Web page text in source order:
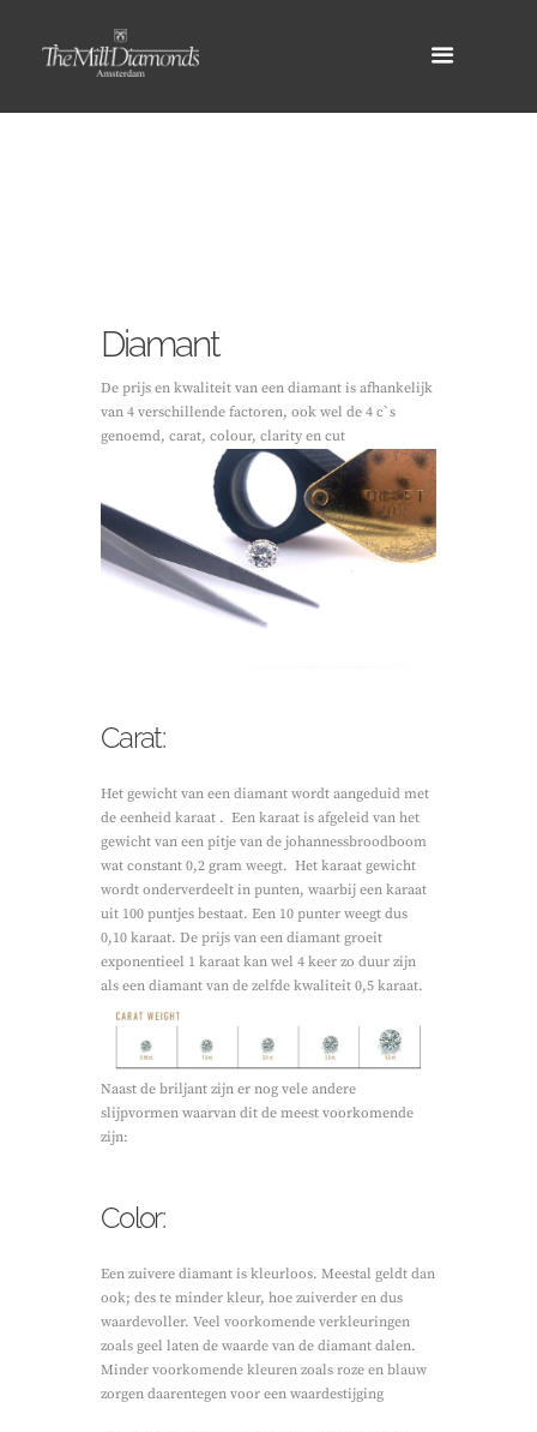
Diamant
De prijs en kwaliteit van een diamant is afhankelijk
van 4 verschillende factoren, ook wel de 4 c`s
genoemd, carat, colour, clarity en cut
Carat:
Het gewicht van een diamant wordt aangeduid met
de eenheid karaat . Een karaat is afgeleid van het
gewicht van een pitje van de johannessbroodboom
wat constant 0,2 gram weegt. Het karaat gewicht
wordt onderverdeelt in punten, waarbij een karaat
uit 100 puntjes bestaat. Een 10 punter weegt dus
0,10 karaat. De prijs van een diamant groeit
exponentieel 1 karaat kan wel 4 keer zo duur zijn
als een diamant van de zelfde kwaliteit 0,5 karaat.
Naast de briljant zijn er nog vele andere
slijpvormen waarvan dit de meest voorkomende
zijn:
Color:
Een zuivere diamant is kleurloos. Meestal geldt dan
ook; des te minder kleur, hoe zuiverder en dus
waardevoller. Veel voorkomende verkleuringen
zoals geel laten de waarde van de diamant dalen.
Minder voorkomende kleuren zoals roze en blauw
zorgen daarentegen voor een waardestijging